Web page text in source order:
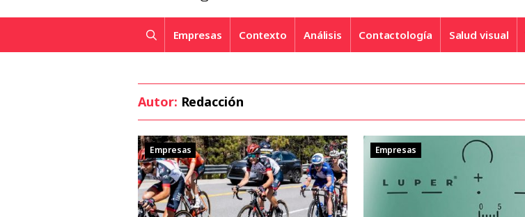
Empresas Contexto Análisis Contactología Salud visual
Autor: Redacción
Empresas Empresas